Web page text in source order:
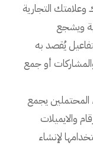
التجارية
ويشجع
يُقصد به
أو جمع
يجمع
والايميلات
لإنشاء